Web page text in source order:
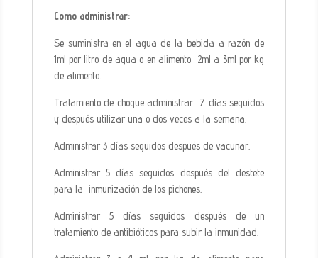
Como administrar:
Se suministra en el agua de la bebida a razón de
1ml por litro de agua o en alimento 2ml a 3ml por kg
de alimento.
Tratamiento de choque administrar 7 días seguidos
y después utilizar una o dos veces a la semana.
Administrar 3 días seguidos después de vacunar.
Administrar 5 días seguidos después del destete
para la inmunización de los pichones.
Administrar 5 días seguidos después de un
tratamiento de antibióticos para subir la inmunidad.